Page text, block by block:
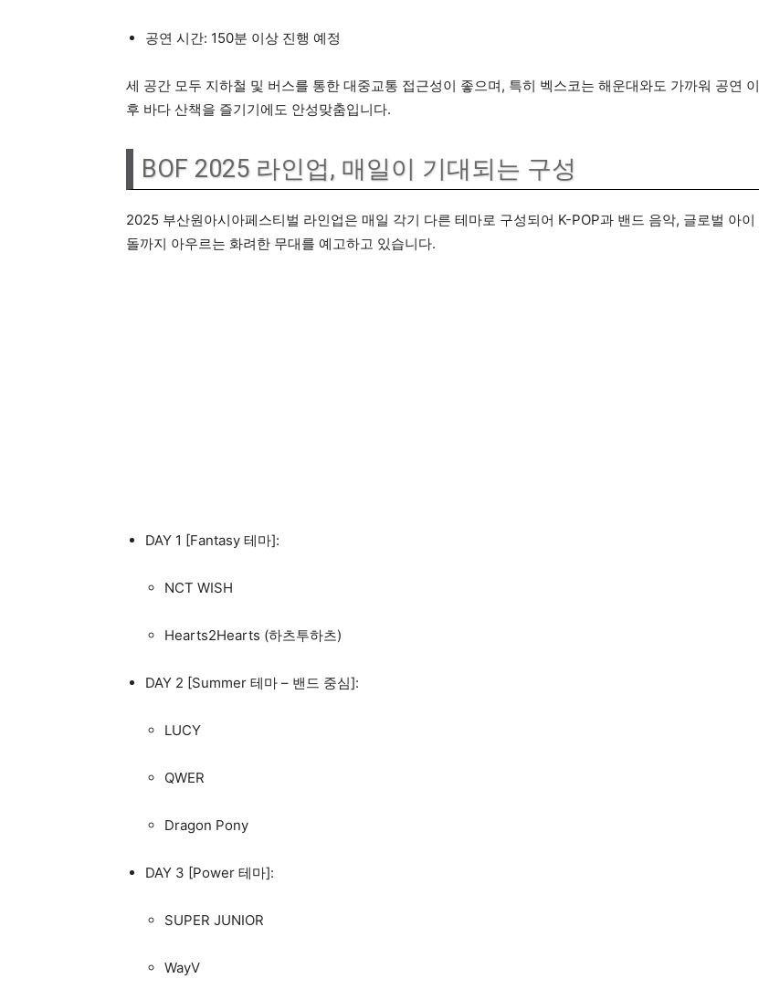
공연 시간: 150분 이상 진행 예정
세 공간 모두 지하철 및 버스를 통한 대중교통 접근성이 좋으며, 특히 벡스코는 해운대와도 가까워 공연 이
후 바다 산책을 즐기기에도 안성맞춤입니다.
BOF 2025 라인업, 매일이 기대되는 구성
2025 부산원아시아페스티벌 라인업은 매일 각기 다른 테마로 구성되어 K-POP과 밴드 음악, 글로벌 아이
돌까지 아우르는 화려한 무대를 예고하고 있습니다.
DAY 1 [Fantasy 테마]:
NCT WISH
Hearts2Hearts (하츠투하츠)
DAY 2 [Summer 테마 – 밴드 중심]:
LUCY
QWER
Dragon Pony
DAY 3 [Power 테마]:
SUPER JUNIOR
WayV